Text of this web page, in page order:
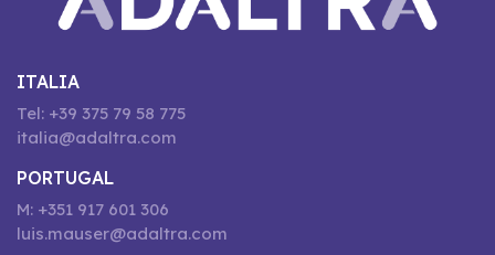
ITALIA
Tel: +39 375 79 58 775
italia@adaltra.com
PORTUGAL
M: +351 917 601 306
luis.mauser@adaltra.com